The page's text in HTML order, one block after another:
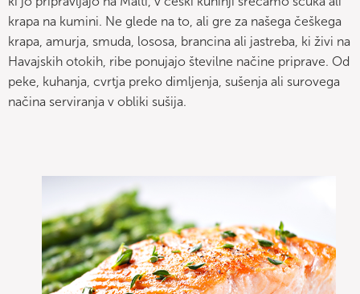
krapa na kumini. Ne glede na to, ali gre za našega češkega
krapa, amurja, smuda, lososa, brancina ali jastreba, ki živi na
Havajskih otokih, ribe ponujajo številne načine priprave. Od
peke, kuhanja, cvrtja preko dimljenja, sušenja ali surovega
načina serviranja v obliki sušija.